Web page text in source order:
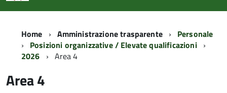
Home Amministrazione trasparente
Personale
Posizioni organizzative / Elevate qualificazioni
2026
Area 4
Area 4